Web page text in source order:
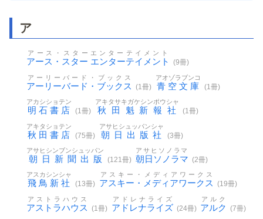
ア
アース・スター エンターテイメント
アース・スターエンターテイメント
(9冊)
アーリーバード・ブックス
アーリーバード・ブックス
(1冊) 青空文庫
アオゾラブンコ
(1冊)
明石書店
アカシショテン
(1冊) 秋田魁新報社
アキタサキガケシンポウシャ
(1冊)
秋田書店
アキタショテン
(75冊) 朝日出版社
アサヒシュッパンシャ
(3冊)
朝日新聞出版
アサヒシンブンシュッパン
(121冊) 朝日ソノラマ
アサヒソノラマ
(2冊)
飛鳥新社
アスカシンシャ
(13冊) アスキー・メディアワークス
アスキー・メディアワークス
(19冊)
アストラハウス
アストラハウス
(1冊) アドレナライズ
アドレナライズ
(24冊) アルク
アルク
(7冊)